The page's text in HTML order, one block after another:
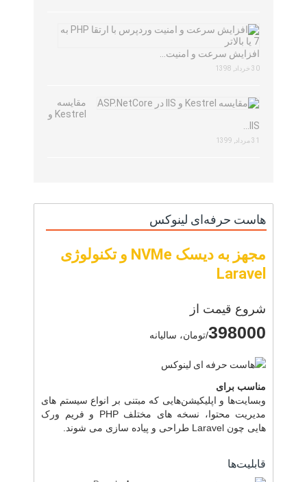
افزایش سرعت و امنیت…
30 خرداد, 1398
مقایسه
Kestrel و
IIS…
31 مرداد, 1399
هاست حرفه‌ای لینوکس
مجهز به دیسک NVMe و تکنولوژی
Laravel
شروع قیمت از
398000/تومان، سالیانه
مناسب برای
وبسایت‌ها و اپلیکیشن‌هایی که مبتنی بر انواع سیستم های
مدیریت محتوا، نسخه های مختلف PHP و فریم ورک
هایی چون Laravel طراحی و پیاده سازی می شوند.
قابلیت‌ها